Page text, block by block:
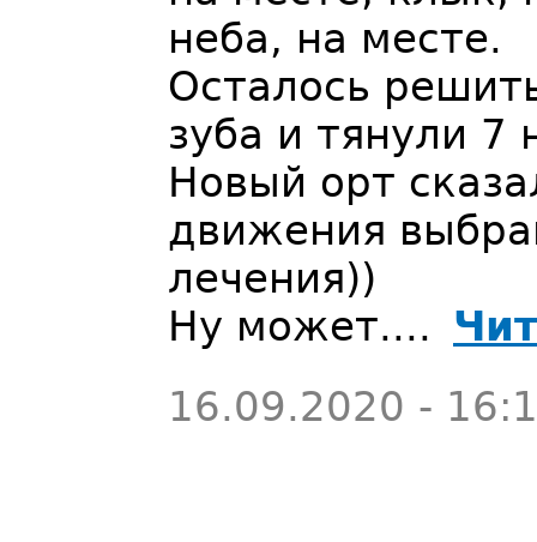
неба, на месте.
Осталось
зуба и тянули 7
Новый орт
движения
лечения))
Ну может....
16.09.2020 -